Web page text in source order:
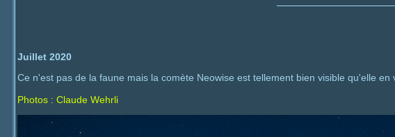
Juillet 2020
Ce n'est pas de la faune mais la comète Neowise est tellement bien visible qu'elle en
Photos : Claude Wehrli